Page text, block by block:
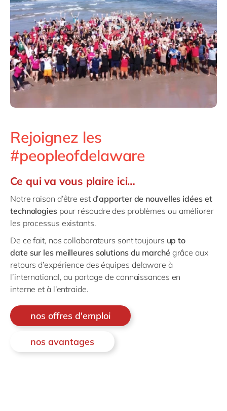
Philippines
en
Singapore
en
Switzerland
en
UK & Ireland
en
USA & Canada
en
Rejoignez les
#peopleofdelaware
Ce qui va vous plaire ici…
Notre raison d’être est d’apporter de nouvelles idées et
technologiespour résoudre des problèmes ou améliorer
les processus existants.
De ce fait, nos collaborateurs sont toujours up to
date sur les meilleures solutions du marché grâce aux
retours d’expérience des équipes delaware à
l’international, au partage de connaissances en
interne et à l’entraide.
nos offres d'emploi
nos avantages